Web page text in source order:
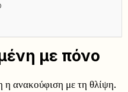
με πόνο
η ανακούφιση με τη θλίψη.